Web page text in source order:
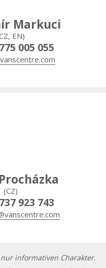
Markuci
EN)
005 055
(CZ)
923 743
informativen Charakter.